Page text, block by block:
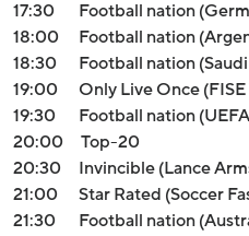
17:30
Football nation
18:00
Football nation
18:30
Football nation
19:00
Only Live Once
19:30
Football nation
20:00
Top-20
20:30
Invincible (Lance
21:00
Star Rated (Soccer
21:30
Football nation